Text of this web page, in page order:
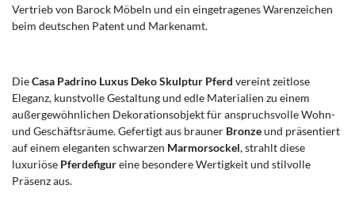
Vertrieb von Barock Möbeln und ein eingetragenes Warenzeichen
beim deutschen Patent und Markenamt.
DieCasa Padrino Luxus Deko Skulptur Pferd vereint zeitlose
Eleganz, kunstvolle Gestaltung und edle Materialien zu einem
außergewöhnlichen Dekorationsobjekt für anspruchsvolle Wohn-
und Geschäftsräume. Gefertigt aus brauner Bronzeund präsentiert
auf einem eleganten schwarzen Marmorsockel, strahlt diese
luxuriöse Pferdefigureine besondere Wertigkeit und stilvolle
Präsenz aus.